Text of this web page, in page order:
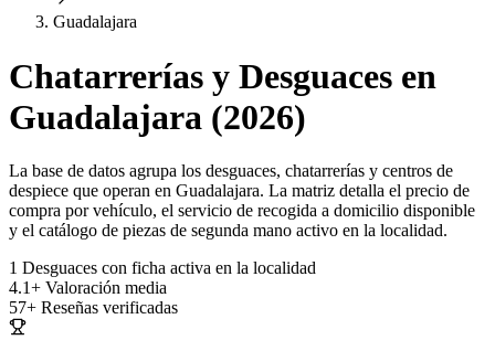
Guadalajara
Chatarrerías y Desguaces en
Guadalajara (2026)
La base de datos agrupa los desguaces, chatarrerías y centros de
despiece que operan en Guadalajara. La matriz detalla el precio de
compra por vehículo, el servicio de recogida a domicilio disponible
y el catálogo de piezas de segunda mano activo en la localidad.
1 Desguaces con ficha activa en la localidad
4.1+ Valoración media
57+ Reseñas verificadas